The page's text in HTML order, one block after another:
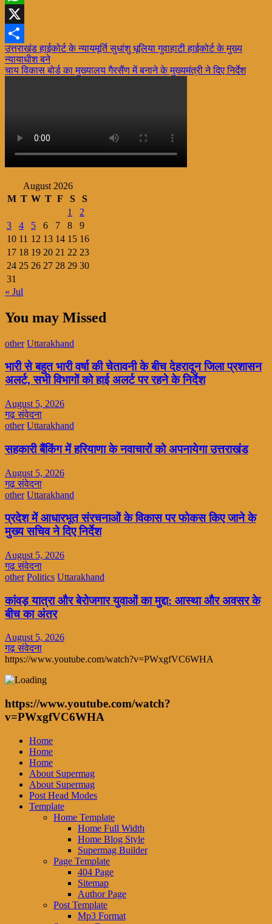
WhatsApp
X
Share
Post
navigation
उत्तराखंड हाईकोर्ट के न्यायमूर्ति सुधांशु धूलिया गुवाहाटी हाईकोर्ट के मुख्य
न्यायाधीश बने
चाय विकास बोर्ड का मुख्यालय गैरसैंण में बनाने के मुख्यमंत्री ने दिए निर्देश
August 2026
M T W T F S
S
1
2
3
4 5 6 7 8
9
10 11 12 13 14 15 16
17 18 19 20 21 22 23
24 25 26 27 28 29 30
31
« Jul
You may Missed
other Uttarakhand
भारी से बहुत भारी वर्षा की चेतावनी के बीच देहरादून जिला प्रशासन
अलर्ट, सभी विभागों को हाई अलर्ट पर रहने के निर्देश
August 5, 2026
गढ़ संवेदना
other Uttarakhand
सहकारी बैंकिंग में हरियाणा के नवाचारों को अपनायेगा उत्तराखंड
August 5, 2026
गढ़ संवेदना
other Uttarakhand
प्रदेश में आधारभूत संरचनाओं के विकास पर फोकस किए जाने के
मुख्य सचिव ने दिए निर्देश
August 5, 2026
गढ़ संवेदना
other Politics Uttarakhand
कांवड़ यात्रा और बेरोजगार युवाओं का मुद्दा: आस्था और अवसर के
बीच का अंतर
August 5, 2026
गढ़ संवेदना
https://www.youtube.com/watch?v=PWxgfVC6WHA
https://www.youtube.com/watch?
v=PWxgfVC6WHA
Home
Home
Home
About Supermag
About Supermag
Post Head Modes
Template
Home Template
Home Full Width
Home Blog Style
Supermag Builder
Page Template
404 Page
Sitemap
Author Page
Post Template
Mp3 Format